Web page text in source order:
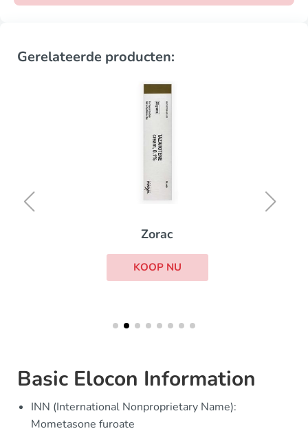
Gerelateerde producten:
Zorac
KOOP NU
Basic Elocon Information
INN (International Nonproprietary Name):
Mometasone furoate